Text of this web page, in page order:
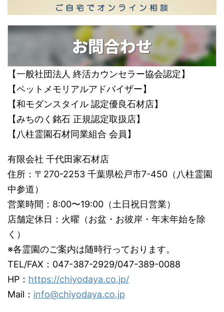
お問合わせ
【一般社団法人 終活カウンセラー協会認定】
【ペットメモリアルアドバイザー】
【和モダンスタイル 認定優良石材店】
【みちのく銘石 正規認定取扱店】
【八柱霊園石材同業組合 会員】
有限会社 千代田家石材店
住所：〒270-2253 千葉県松戸市7-450（八柱霊園
中参道）
営業時間：8:00〜19:00（土日祝日営業）
店舗定休日：火曜（お盆・お彼岸・年末年始を除
く）
※各霊園のご案内は随時行っております。
TEL/FAX：047-387-2929/047-389-0088
HP： https://chiyodaya.co.jp/
Mail： info@chiyodaya.co.jp